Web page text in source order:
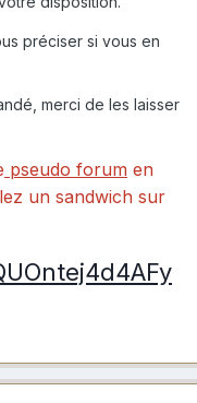
préciser si vous en
merci de les laisser
pseudo forum en
un sandwich sur